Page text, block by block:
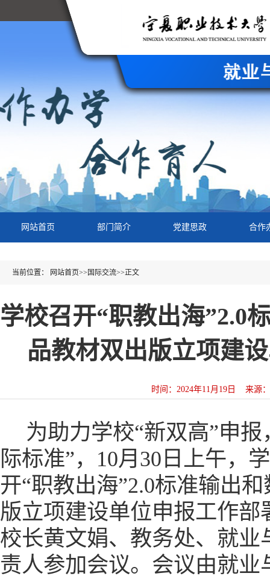
网站首页 部门简介 党建思政 合作
当前位置： 网站首页>> 国际交流>>正文
学校召开“职教出海”2.0
品教材双出版立项建
时间：2024年11月19日 来
为助力学校“新双高”申
际标准”，10月30日上午，
开“职教出海”2.0标准输出
版立项建设单位申报工作
校长黄文娟、教务处、就
责人参加会议。会议由就